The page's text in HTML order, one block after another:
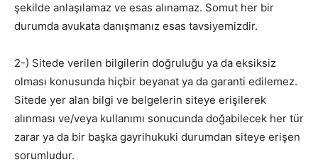
şekilde anlaşılamaz ve esas alınamaz. Somut her bir
durumda avukata danışmanız esas tavsiyemizdir.
2-) Sitede verilen bilgilerin doğruluğu ya da eksiksiz
olması konusunda hiçbir beyanat ya da garanti edilemez.
Sitede yer alan bilgi ve belgelerin siteye erişilerek
alınması ve/veya kullanımı sonucunda doğabilecek her tür
zarar ya da bir başka gayrihukuki durumdan siteye erişen
sorumludur.